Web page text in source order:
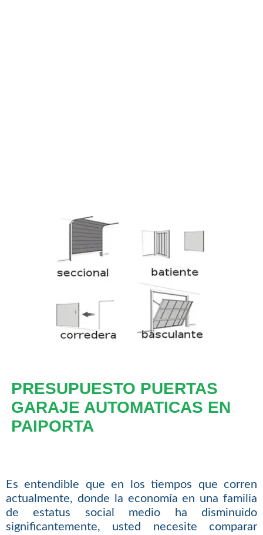
PRESUPUESTO PUERTAS
GARAJE AUTOMATICAS EN
PAIPORTA
Es entendible que en los tiempos que corren
actualmente, donde la economía en una familia
de estatus social medio ha disminuido
significantemente, usted necesite comparar